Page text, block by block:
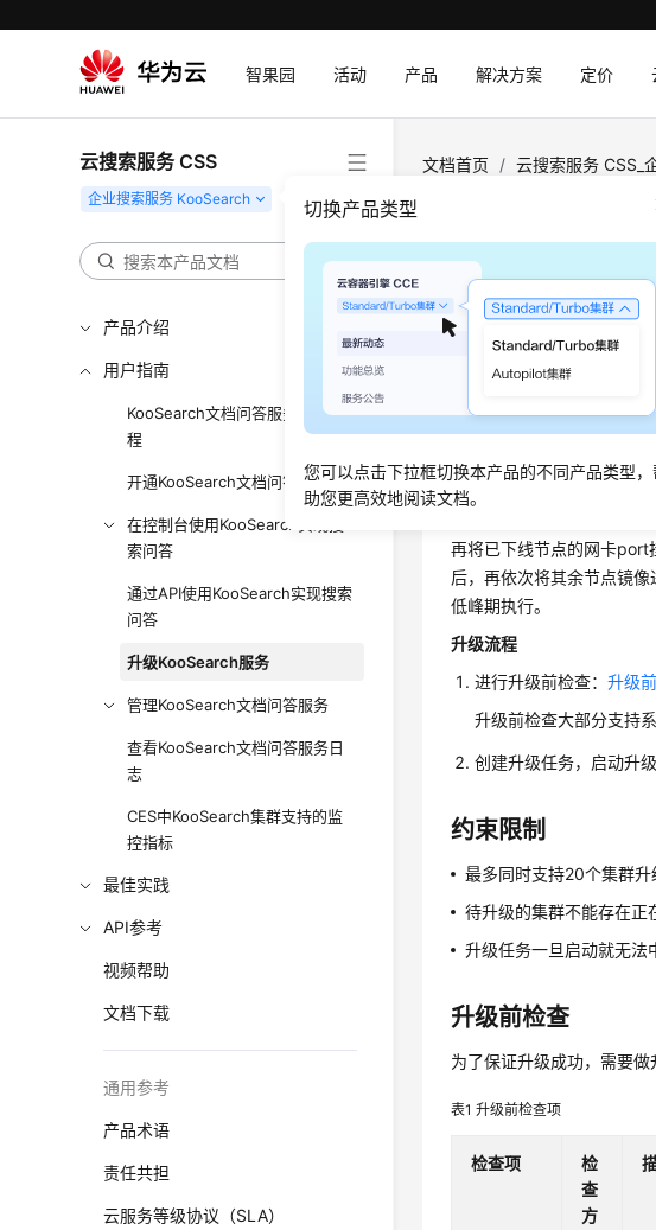
智果园 活动 产品 解决方案 定价
云搜索服务 CSS
切换产品类型
您可以点击下拉框切换本产品的不同产品类型，
助您更高效地阅读文档。
产品介绍
用户指南
KooSearch文档问答服务使用流
程
开通KooSearch文档问答服务
在控制台使用KooSearch实现搜
索问答
通过API使用KooSearch实现搜索
问答
升级KooSearch服务
管理KooSearch文档问答服务
查看KooSearch文档问答服务日
志
CES中KooSearch集群支持的监
控指标
最佳实践
API参考
视频帮助
文档下载
通用参考
产品术语
责任共担
云服务等级协议（SLA）
文档首页 / 云搜索服务 CSS_
升级
更新时间：2025-08-21
KooSearch服务的升级功
场景描述
升级原理
升级过程采用的是one-by-
再将已下线节点的网卡port
后，再依次将其余节点镜
低峰期执行。
升级流程
进行升级前检查：升级
升级前检查大部分支持
创建升级任务，启动升
约束限制
最多同时支持20个集群升
待升级的集群不能存在正
升级任务一旦启动就无法
升级前检查
为了保证升级成功，需要做
表1升级前检查项
检查项
检
查
方